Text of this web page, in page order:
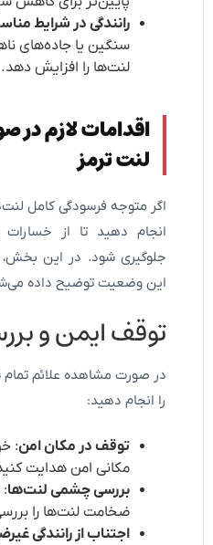
رانندگی در شرایط
سنگین یا جاده‌های
لنت‌ها را افزایش دهد.
اقدامات لازم
لنت ترمز
اگر متوجه فرسودگی کامل
انجام دهید تا از
جلوگیری شود. در این
این وضعیت توضیح داده
توقف ایمن و
در صورت مشاهده علائم تمام
را انجام دهید:
توقف در مکان امن:
مکانی امن هدایت
بررسی چشمی لنت‌ها:
ضخامت لنت‌ها را
اجتناب از رانندگی